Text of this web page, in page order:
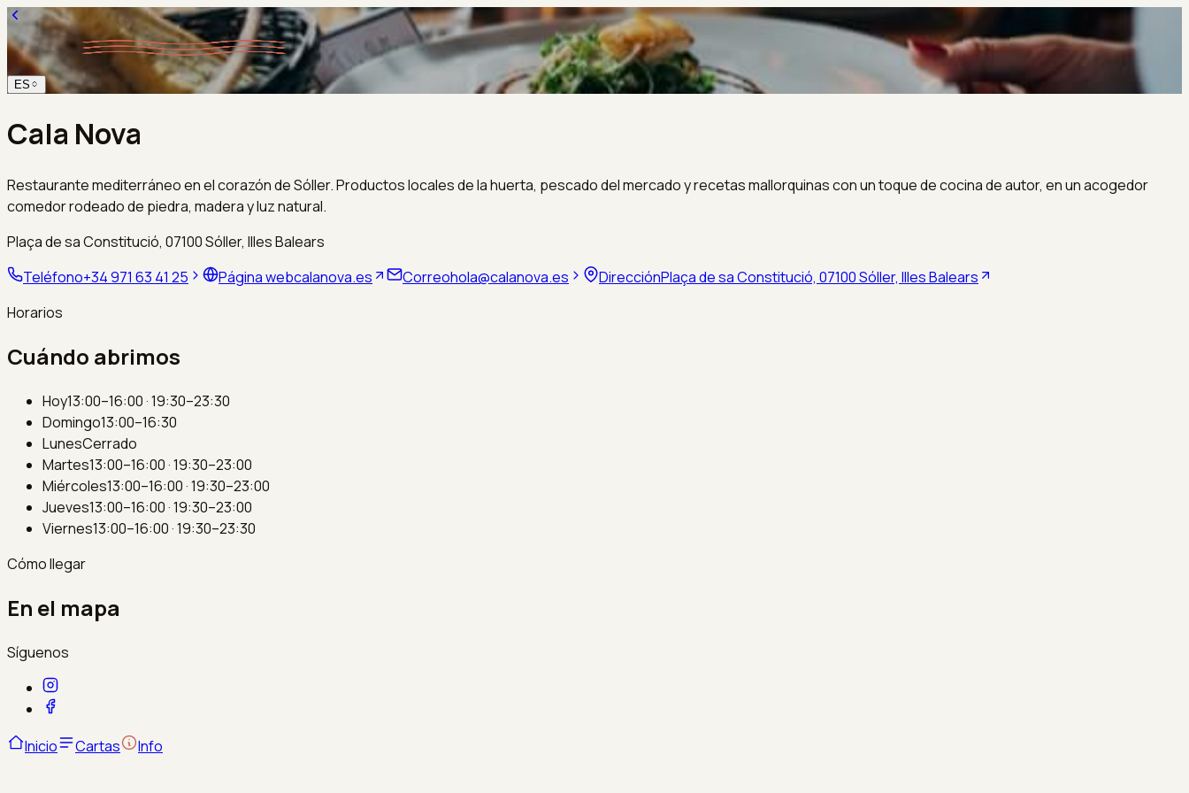
ES
Cala Nova
Restaurante mediterráneo en el corazón de Sóller. Productos locales de la huerta, pescado del mercado y recetas mallorquinas con un toque de cocina de autor, en un acogedor
comedor rodeado de piedra, madera y luz natural.
Plaça de sa Constitució, 07100 Sóller, Illes Balears
Teléfono+34 971 63 41 25 Página webcalanova.es Correohola@calanova.es DirecciónPlaça de sa Constitució, 07100 Sóller, Illes Balears
Horarios
Cuándo abrimos
Hoy13:00–16:00 · 19:30–23:30
Domingo13:00–16:30
LunesCerrado
Martes13:00–16:00 · 19:30–23:00
Miércoles13:00–16:00 · 19:30–23:00
Jueves13:00–16:00 · 19:30–23:00
Viernes13:00–16:00 · 19:30–23:30
Cómo llegar
En el mapa
Síguenos
Inicio Cartas Info